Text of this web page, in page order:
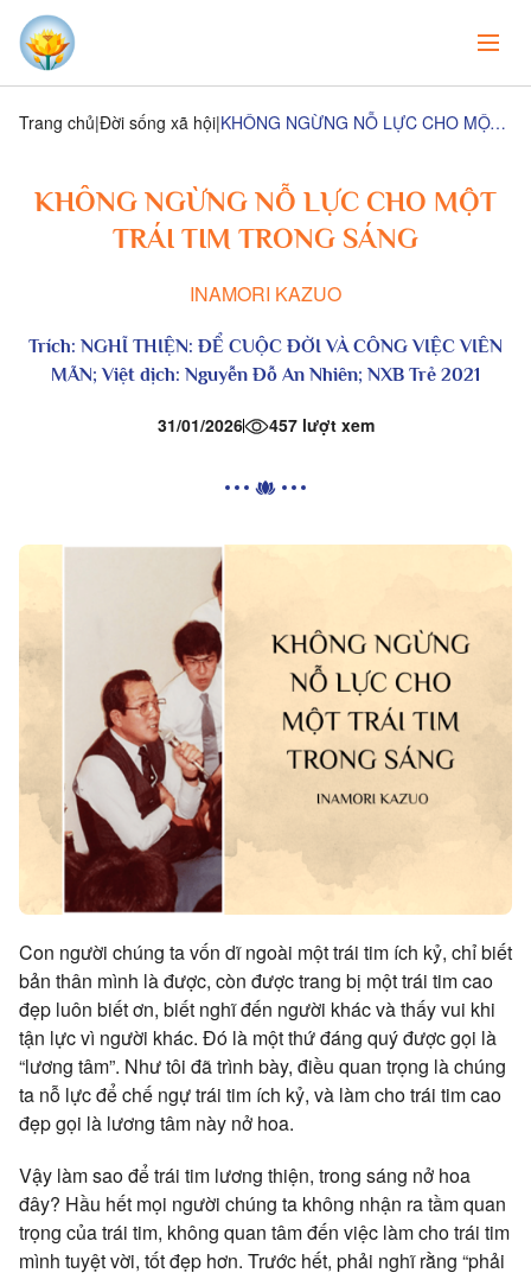
Trang chủ Đời sống xã hội KHÔNG NGỪNG NỖ LỰC CHO MỘT TRÁI TIM TRONG SÁNG
KHÔNG NGỪNG NỖ LỰC CHO MỘT
TRÁI TIM TRONG SÁNG
INAMORI KAZUO
Trích: NGHĨ THIỆN: ĐỂ CUỘC ĐỜI VÀ CÔNG VIỆC VIÊN
MÃN; Việt dịch: Nguyễn Đỗ An Nhiên; NXB Trẻ 2021
31/01/2026 457 lượt xem
Con người chúng ta vốn dĩ ngoài một trái tim ích kỷ, chỉ biết
bản thân mình là được, còn được trang bị một trái tim cao
đẹp luôn biết ơn, biết nghĩ đến người khác và thấy vui khi
tận lực vì người khác. Đó là một thứ đáng quý được gọi là
“lương tâm”. Như tôi đã trình bày, điều quan trọng là chúng
ta nỗ lực để chế ngự trái tim ích kỷ, và làm cho trái tim cao
đẹp gọi là lương tâm này nở hoa.
Vậy làm sao để trái tim lương thiện, trong sáng nở hoa
đây? Hầu hết mọi người chúng ta không nhận ra tầm quan
trọng của trái tim, không quan tâm đến việc làm cho trái tim
mình tuyệt vời, tốt đẹp hơn. Trước hết, phải nghĩ rằng “phải